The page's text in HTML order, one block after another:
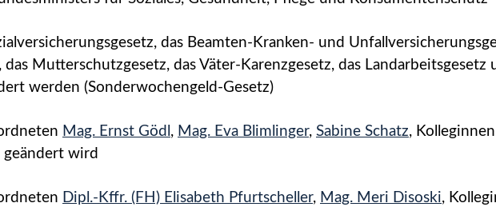
das Beamten-Kranken- und
Mutterschutzgesetz, das Väter-Karenzgesetz, das Landarbeitsgesetz
werden (Sonderwo­chengeld-Gesetz)
Mag. Ernst Gödl , Mag. Eva Blimlinger, Sabine Schatz,
geändert wird
Dipl.-Kffr. (FH) Elisabeth Pfurtscheller, Mag. Meri Disoski,